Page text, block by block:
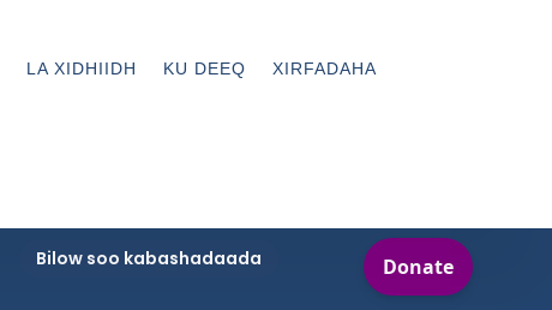
LA XIDHIIDH KU DEEQ XIRFADAHA
Bilow soo kabashadaada